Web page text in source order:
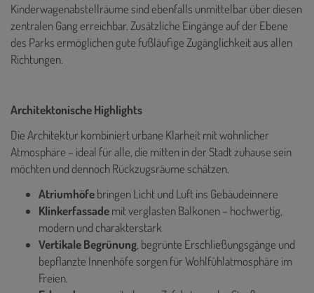
Kinderwagenabstellräume sind ebenfalls unmittelbar über diesen
zentralen Gang erreichbar. Zusätzliche Eingänge auf der Ebene
des Parks ermöglichen gute fußläufige Zugänglichkeit aus allen
Richtungen.
Architektonische Highlights
Die Architektur kombiniert urbane Klarheit mit wohnlicher
Atmosphäre – ideal für alle, die mitten in der Stadt zuhause sein
möchten und dennoch Rückzugsräume schätzen.
Atriumhöfebringen Licht und Luft ins Gebäudeinnere
Klinkerfassademit verglasten Balkonen – hochwertig,
modern und charakterstark
Vertikale Begrünung, begrünte Erschließungsgänge und
bepflanzte Innenhöfe sorgen für Wohlfühlatmosphäre im
Freien.